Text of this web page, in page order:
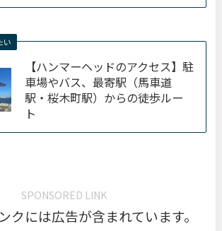
い
【ハンマーヘッドのアクセス】駐
車場やバス、最寄駅（馬車道
駅・桜木町駅）からの徒歩ルー
ト
SPONSORED LINK
クには広告が含まれています。